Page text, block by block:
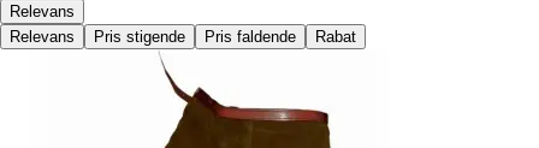
Relevans
Relevans
Pris stigende Pris faldende Rabat